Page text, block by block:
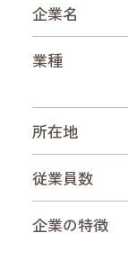
企業名
業種
所在地
従業員数
企業の特徴